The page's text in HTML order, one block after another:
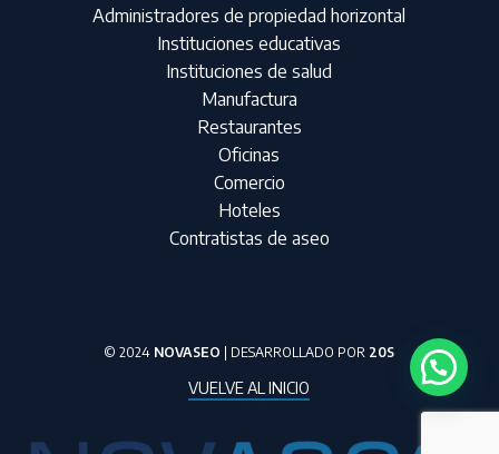
Administradores de propiedad horizontal
Instituciones educativas
Instituciones de salud
Manufactura
Restaurantes
Oficinas
Comercio
Hoteles
Contratistas de aseo
© 2024 NOVASEO | DESARROLLADO POR 20S
VUELVE AL INICIO